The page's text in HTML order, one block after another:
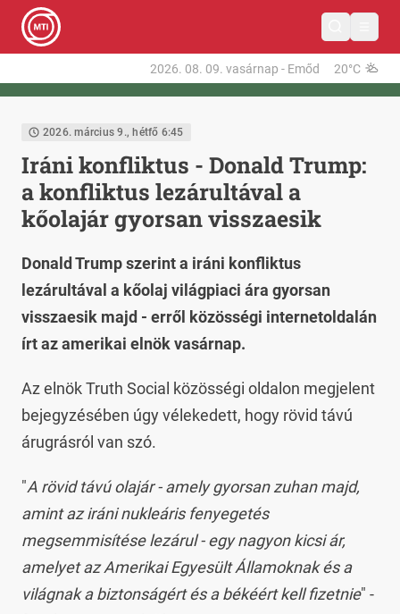
2026. 08. 09. vasárnap - Emőd 20°C
2026. március 9., hétfő 6:45
Iráni konfliktus - Donald Trump:
a konfliktus lezárultával a
kőolajár gyorsan visszaesik
Donald Trump szerint a iráni konfliktus
lezárultával a kőolaj világpiaci ára gyorsan
visszaesik majd - erről közösségi internetoldalán
írt az amerikai elnök vasárnap.
Az elnök Truth Social közösségi oldalon megjelent
bejegyzésében úgy vélekedett, hogy rövid távú
árugrásról van szó.
"A rövid távú olajár - amely gyorsan zuhan majd,
amint az iráni nukleáris fenyegetés
megsemmisítése lezárul - egy nagyon kicsi ár,
amelyet az Amerikai Egyesült Államoknak és a
világnak a biztonságért és a békéért kell fizetnie" -